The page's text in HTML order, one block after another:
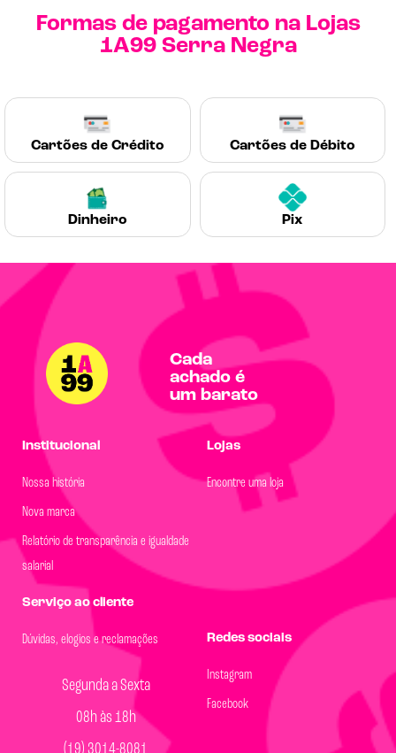
Formas de pagamento na Lojas
1A99 Serra Negra
Cartões de Crédito Cartões de Débito
Dinheiro Pix
Cada
achado é
um barato
Institucional
Nossa história
Nova marca
Relatório de transparência e igualdade
salarial
Lojas
Encontre uma loja
Serviço ao cliente
Dúvidas, elogios e reclamações
Segunda a Sexta
08h às 18h
(19) 3014-8081
Redes sociais
Instagram
Facebook